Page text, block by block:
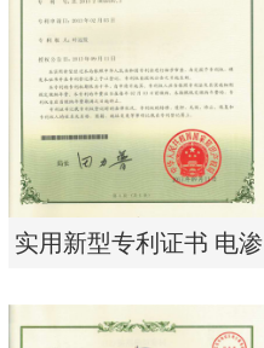
实用新型专利证书 电渗